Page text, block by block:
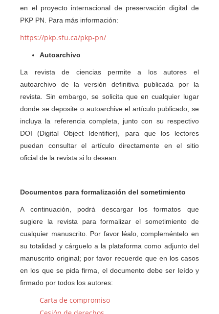
en el proyecto internacional de preservación digital de
PKP PN. Para más información:
https://pkp.sfu.ca/pkp-pn/
Autoarchivo
La revista de ciencias permite a los autores el
autoarchivo de la versión definitiva publicada por la
revista. Sin embargo, se solicita que en cualquier lugar
donde se deposite o autoarchive el artículo publicado, se
incluya la referencia completa, junto con su respectivo
DOI (Digital Object Identifier), para que los lectores
puedan consultar el artículo directamente en el sitio
oficial de la revista si lo desean.
Documentos para formalización del sometimiento
A continuación, podrá descargar los formatos que
sugiere la revista para formalizar el sometimiento de
cualquier manuscrito. Por favor léalo, compleméntelo en
su totalidad y cárguelo a la plataforma como adjunto del
manuscrito original; por favor recuerde que en los casos
en los que se pida firma, el documento debe ser leído y
firmado por todos los autores:
Carta de compromiso